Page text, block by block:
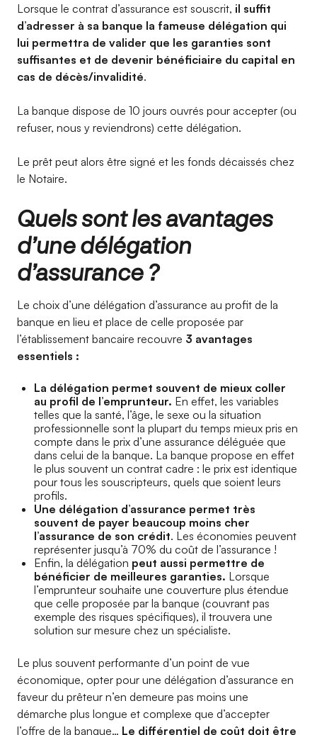
Lorsque le contrat d’assurance est souscrit, il suffit
d’adresser à sa banque la fameuse délégation qui
lui permettra de valider que les garanties sont
suffisantes et de devenir bénéficiaire du capital en
cas de décès/invalidité.
La banque dispose de 10 jours ouvrés pour accepter (ou
refuser, nous y reviendrons) cette délégation.
Le prêt peut alors être signé et les fonds décaissés chez
le Notaire.
Quels sont les avantages
d’une délégation
d’assurance ?
Le choix d’une délégation d’assurance au profit de la
banque en lieu et place de celle proposée par
l’établissement bancaire recouvre 3 avantages
essentiels :
La délégation permet souvent de mieux coller
au profil de l’emprunteur. En effet, les variables
telles que la santé, l’âge, le sexe ou la situation
professionnelle sont la plupart du temps mieux pris en
compte dans le prix d’une assurance déléguée que
dans celui de la banque. La banque propose en effet
le plus souvent un contrat cadre : le prix est identique
pour tous les souscripteurs, quels que soient leurs
profils.
Une délégation d’assurance permet très
souvent de payer beaucoup moins cher
l’assurance de son crédit. Les économies peuvent
représenter jusqu’à 70% du coût de l’assurance !
Enfin, la délégation peut aussi permettre de
bénéficier de meilleures garanties. Lorsque
l’emprunteur souhaite une couverture plus étendue
que celle proposée par la banque (couvrant pas
exemple des risques spécifiques), il trouvera une
solution sur mesure chez un spécialiste.
Le plus souvent performante d’un point de vue
économique, opter pour une délégation d’assurance en
faveur du prêteur n’en demeure pas moins une
démarche plus longue et complexe que d’accepter
l’offre de la banque… Le différentiel de coût doit être